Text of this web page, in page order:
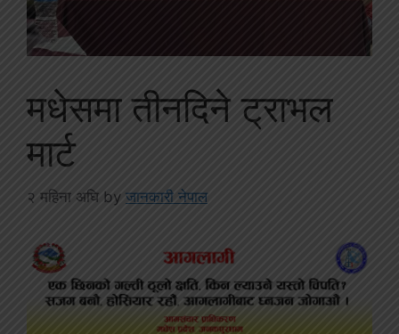
मधेसमा तीनदिने ट्राभल
मार्ट
२ महिना अघि by जानकारी नेपाल